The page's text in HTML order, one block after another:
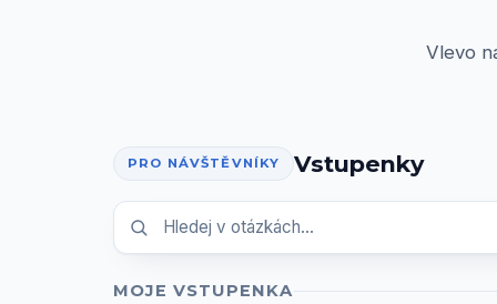
Přepnout na tmavý režim
Přihlášení
Vlevo
PRO NÁVŠTĚVNÍKY Vstupenky
MOJE VSTUPENKA